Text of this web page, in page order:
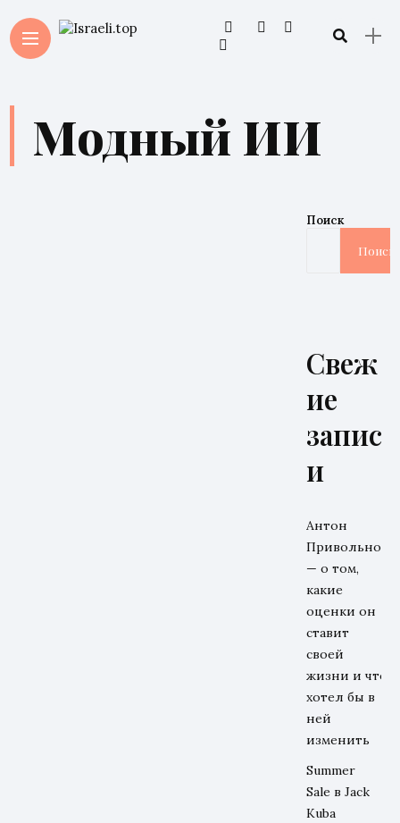
Модный ИИ
Поиск
Поиск
Свеж
ие
запис
и
Антон
Привольнов
— о том,
какие
оценки он
ставит
своей
жизни и что
хотел бы в
ней
изменить
Summer
Sale в Jack
Kuba